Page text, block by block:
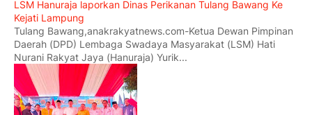
LSM Hanuraja laporkan Dinas Perikanan Tulang Bawang Ke
Kejati Lampung
Tulang Bawang,anakrakyatnews.com-Ketua Dewan Pimpinan
Daerah (DPD) Lembaga Swadaya Masyarakat (LSM) Hati
Nurani Rakyat Jaya (Hanuraja) Yurik...